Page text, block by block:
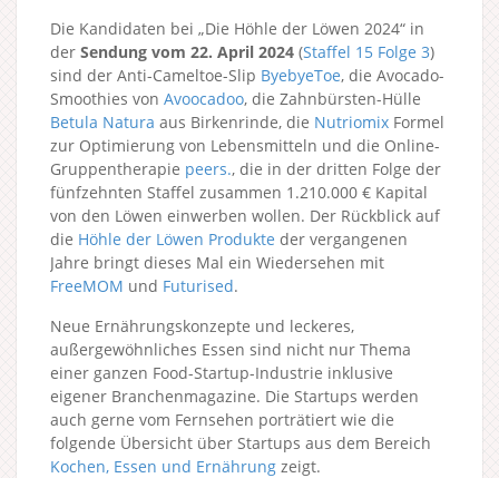
Die Kandidaten bei „Die Höhle der Löwen 2024“ in
der Sendung vom 22. April 2024 (Staffel 15 Folge 3)
sind der Anti-Cameltoe-Slip ByebyeToe, die Avocado-
Smoothies von Avoocadoo, die Zahnbürsten-Hülle
Betula Natura aus Birkenrinde, die Nutriomix Formel
zur Optimierung von Lebensmitteln und die Online-
Gruppentherapie peers., die in der dritten Folge der
fünfzehnten Staffel zusammen 1.210.000 € Kapital
von den Löwen einwerben wollen. Der Rückblick auf
die Höhle der Löwen Produkte der vergangenen
Jahre bringt dieses Mal ein Wiedersehen mit
FreeMOM und Futurised.
Neue Ernährungskonzepte und leckeres,
außergewöhnliches Essen sind nicht nur Thema
einer ganzen Food-Startup-Industrie inklusive
eigener Branchenmagazine. Die Startups werden
auch gerne vom Fernsehen porträtiert wie die
folgende Übersicht über Startups aus dem Bereich
Kochen, Essen und Ernährung zeigt.